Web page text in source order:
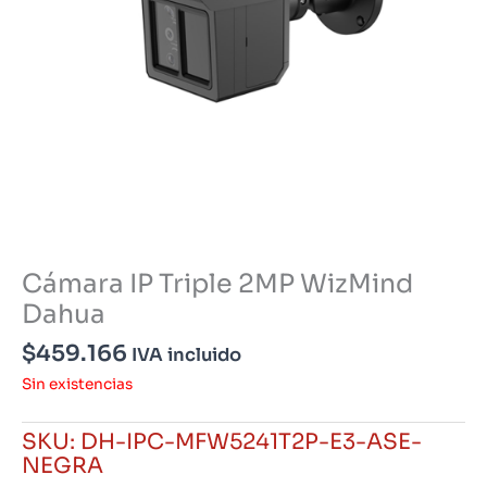
Cámara IP Triple 2MP WizMind
Dahua
$459.166 IVA incluido
Sin existencias
SKU: DH-IPC-MFW5241T2P-E3-ASE-
NEGRA